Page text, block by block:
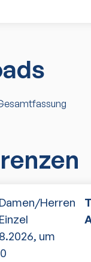
Damen/Herren
Einzel
, um